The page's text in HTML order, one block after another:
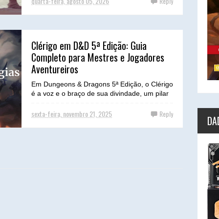
Clérigo em D&D 5ª Edição: Guia
Completo para Mestres e Jogadores
Aventureiros
Em Dungeons & Dragons 5ª Edição, o Clérigo
é a voz e o braço de sua divindade, um pilar
ali...
sexta-feira, novembro 21, 2025 Reply